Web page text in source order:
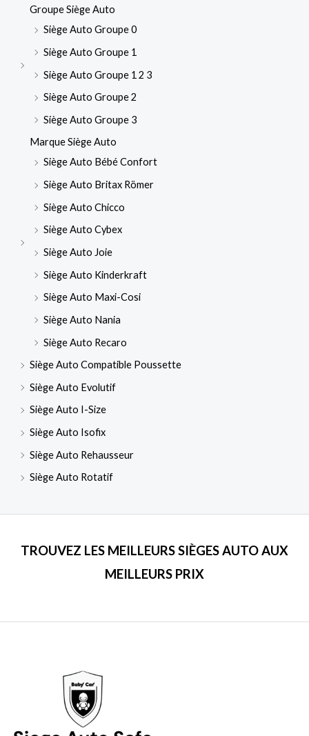
Groupe Siège Auto
Siège Auto Groupe 0
Siège Auto Groupe 1
Siège Auto Groupe 1 2 3
Siège Auto Groupe 2
Siège Auto Groupe 3
Marque Siège Auto
Siège Auto Bébé Confort
Siège Auto Britax Römer
Siège Auto Chicco
Siège Auto Cybex
Siège Auto Joie
Siège Auto Kinderkraft
Siège Auto Maxi-Cosi
Siège Auto Nania
Siège Auto Recaro
Siège Auto Compatible Poussette
Siège Auto Evolutif
Siège Auto I-Size
Siège Auto Isofix
Siège Auto Rehausseur
Siège Auto Rotatif
TROUVEZ LES MEILLEURS SIÈGES AUTO AUX
MEILLEURS PRIX